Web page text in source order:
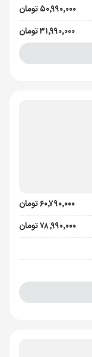
۵۰٬۹۹۰٬۰۰۰ تومان
۳۱٬۹۹۰٬۰۰۰ تومان
۶۰٬۷۹۰٬۰۰۰ تومان
۷۸٬۹۹۰٬۰۰۰ تومان